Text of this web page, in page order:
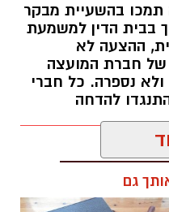
תמכו בהשעיית מבקר
בבית הדין למשמעת
ההצעה לא
חברת המועצה
ולא נספרה. כל חברי
להדחה
גם